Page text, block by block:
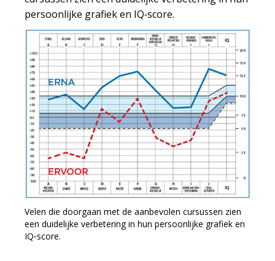
persoonlijke grafiek en IQ‑score.
Velen die doorgaan met de aanbevolen cursussen zien
een duidelijke verbetering in hun persoonlijke grafiek en
IQ‑score.